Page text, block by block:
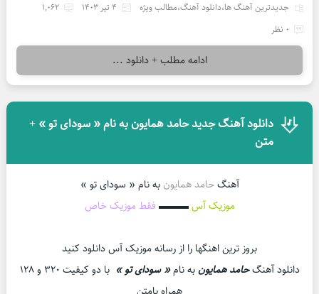
جدیدترین آهنگ ها،دانلود آهنگ،مطالب ویژه 4 تیر 1403
1,062
0 نظر
ادامه مطلب + دانلود ...
دانلود آهنگ جدید حامد همایون به نام « سودای تو » +
متن
آهنگحامد همایون به نام « سودای تو »
موزیک آس▬▬▬ فقط موزیک خاص
بروز ترین اهنگها را از رسانه موزیک آس دانلود کنید
دانلود آهنگحامد همایونبه نام« سودای تو »
با دو کیفیت ۳۲۰ و ۱۲۸